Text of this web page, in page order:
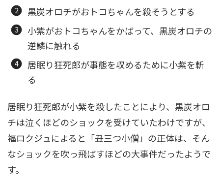
黒炭オロチがおトコちゃんを殺そうとする
小紫がおトコちゃんをかばって、黒炭オロチの
逆鱗に触れる
居眠り狂死郎が事態を収めるために小紫を斬
る
居眠り狂死郎が小紫を殺したことにより、黒炭オロ
チは泣くほどのショックを受けていたわけですが、
福ロクジュによると「丑三つ小僧」の正体は、そん
なショックを吹っ飛ばすほどの大事件だったようで
す。